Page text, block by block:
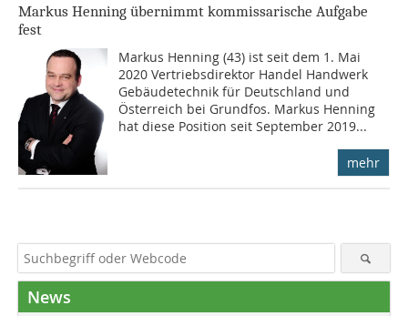
Markus Henning übernimmt kommissarische Aufgabe
fest
Markus Henning (43) ist seit dem 1. Mai
2020 Vertriebsdirektor Handel Handwerk
Gebäudetechnik für Deutschland und
Österreich bei Grundfos. Markus Henning
hat diese Position seit September 2019...
mehr
News